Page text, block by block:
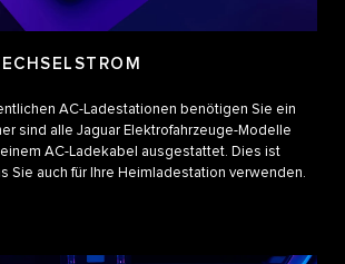
AC-Ladestationen benötigen Sie ein
sind alle Jaguar Elektrofahrzeuge-Modelle
AC-Ladekabel ausgestattet. Dies ist
Sie auch für Ihre Heimladestation verwenden.